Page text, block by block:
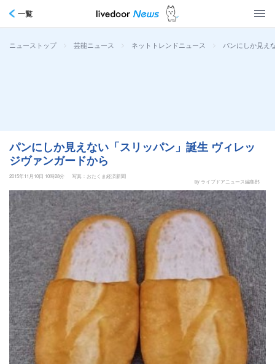
一覧
ニューストップ > 芸能ニュース > ネットトレンドニュース > パンにしか見え
パンにしか見えない「スリッパン」誕生 ヴィレッ
ジヴァンガードから
2015年11月10日 10時28分
写真：おたくま経済新聞
by ライブドアニュース編集部